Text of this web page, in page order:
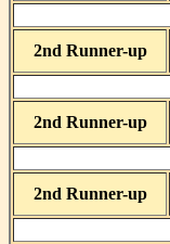
2nd Runner-up
2nd Runner-up
2nd Runner-up